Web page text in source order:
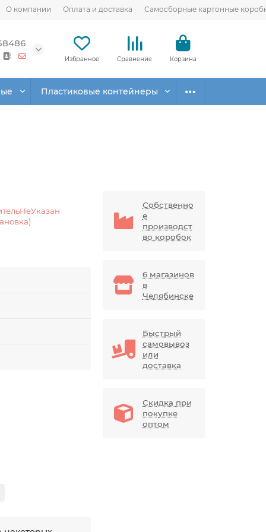
О компании Оплата и доставка Самосборные картонные
Избранное Сравнение Корзина
Пластиковые контейнеры
Собственно
е
производст
во коробок
6 магазинов
в
Челябинске
Быстрый
самовывоз
или
доставка
Скидка при
покупке
оптом